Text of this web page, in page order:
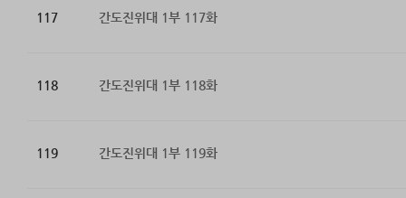
117 간도진위대 1부 117화
118 간도진위대 1부 118화
119 간도진위대 1부 119화